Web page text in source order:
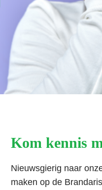
Kom kennis
Nieuwsgierig naar
maken op de